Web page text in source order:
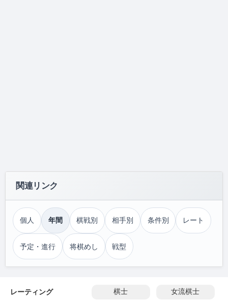
関連リンク
個人 年間 棋戦別 相手別 条件別 レート
予定・進行 将棋めし 戦型
レーティング 棋士 女流棋士